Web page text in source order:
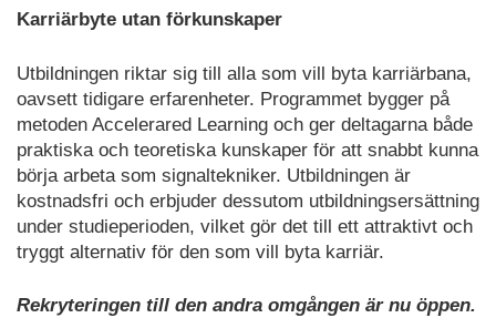
Karriärbyte utan förkunskaper
Utbildningen riktar sig till alla som vill byta karriärbana,
oavsett tidigare erfarenheter. Programmet bygger på
metoden Accelerared Learning och ger deltagarna både
praktiska och teoretiska kunskaper för att snabbt kunna
börja arbeta som signaltekniker. Utbildningen är
kostnadsfri och erbjuder dessutom utbildningsersättning
under studieperioden, vilket gör det till ett attraktivt och
tryggt alternativ för den som vill byta karriär.
Rekryteringen till den andra omgången är nu öppen.